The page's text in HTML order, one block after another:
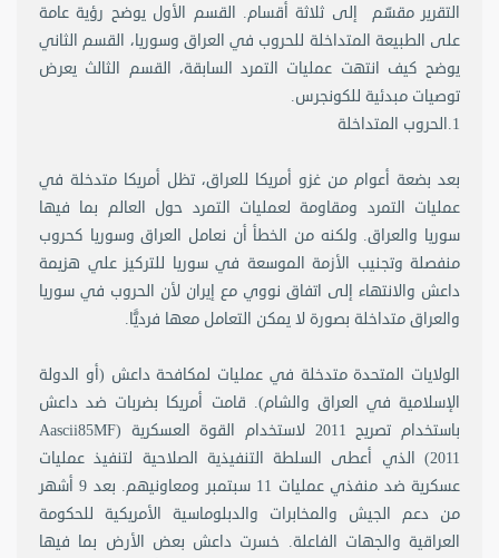
التقرير مقسّم إلى ثلاثة أقسام. القسم الأول يوضح رؤية عامة
على الطبيعة المتداخلة للحروب في العراق وسوريا، القسم الثاني
يوضح كيف انتهت عمليات التمرد السابقة، القسم الثالث يعرض
توصيات مبدئية للكونجرس.
1.الحروب المتداخلة
بعد بضعة أعوام من غزو أمريكا للعراق، تظل أمريكا متدخلة في
عمليات التمرد ومقاومة لعمليات التمرد حول العالم بما فيها
سوريا والعراق. ولكنه من الخطأ أن نعامل العراق وسوريا كحروب
منفصلة وتجنيب الأزمة الموسعة في سوريا للتركيز علي هزيمة
داعش والانتهاء إلى اتفاق نووي مع إيران لأن الحروب في سوريا
والعراق متداخلة بصورة لا يمكن التعامل معها فرديًّا.
الولايات المتحدة متدخلة في عمليات لمكافحة داعش (أو الدولة
الإسلامية في العراق والشام). قامت أمريكا بضربات ضد داعش
باستخدام تصريح 2011 لاستخدام القوة العسكرية (Aascii85MF
2011) الذي أعطى السلطة التنفيذية الصلاحية لتنفيذ عمليات
عسكرية ضد منفذي عمليات 11 سبتمبر ومعاونيهم. بعد 9 أشهر
من دعم الجيش والمخابرات والدبلوماسية الأمريكية للحكومة
العراقية والجهات الفاعلة. خسرت داعش بعض الأرض بما فيها